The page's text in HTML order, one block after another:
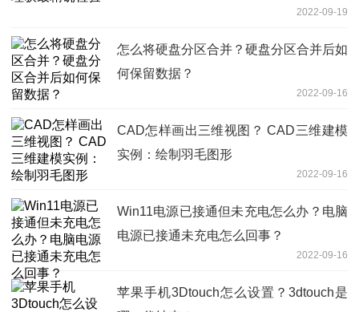
2022-09-19
怎么将硬盘分区合并？硬盘分区合并后如
何保留数据？
2022-09-16
CAD怎样画出三维视图？ CAD三维建模
实例：绘制羽毛图形
2022-09-16
Win11电源已接通但未充电怎么办？电脑
电源已接通未充电怎么回事？
2022-09-16
苹果手机3Dtouch怎么设置？3dtouch是